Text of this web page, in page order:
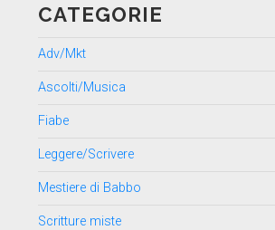
CATEGORIE
Adv/Mkt
Ascolti/Musica
Fiabe
Leggere/Scrivere
Mestiere di Babbo
Scritture miste